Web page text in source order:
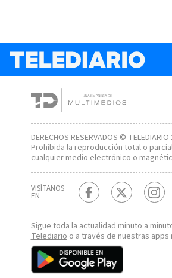
DERECHOS RESERVADOS ©
Prohibida la reproducción total o
cualquier medio electrónico o
VISÍTANOS
EN
Sigue toda la actualidad minuto a
Telediarioo a través de nuestras apps